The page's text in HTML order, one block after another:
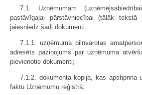
7.1. Uzņēmumam
pastāvīgajai pārstāvniecībai (tālāk tekstā
jāiesniedz šādi dokumenti:
7.1.1. uzņēmuma pilnvarotas
adresēts paziņojums par uzņēmuma
pievienotie dokumenti;
7.1.2. dokumenta kopija, kas apstiprina
faktu Uzņēmumu reģistrā;